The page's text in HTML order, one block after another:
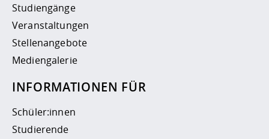
Studiengänge
Veranstaltungen
Stellenangebote
Mediengalerie
INFORMATIONEN FÜR
Schüler:innen
Studierende